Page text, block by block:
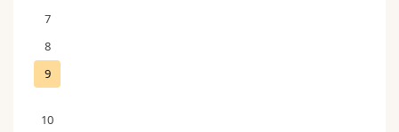
7
8
9
10